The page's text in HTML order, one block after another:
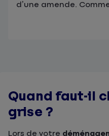
d’une amende.
Quand faut-il
grise ?
Lors de votre